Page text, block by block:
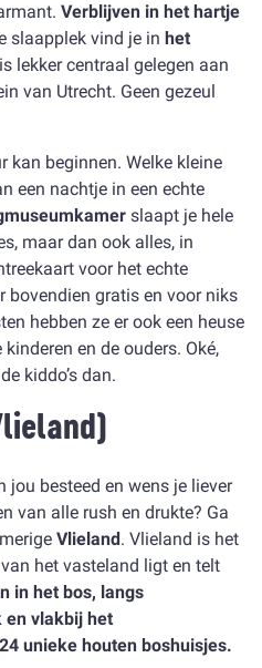
Verblijven in het hartje
slaapplek vind je in het
lekker centraal gelegen aan
van Utrecht. Geen gezeul
kan beginnen. Welke kleine
een nachtje in een echte
slaapt je hele
maar dan ook alles, in
voor het echte
bovendien gratis en voor niks
hebben ze er ook een heuse
kinderen en de ouders. Oké,
kiddo’s dan.
jou besteed en wens je liever
van alle rush en drukte? Ga
Vlieland. Vlieland is het
het vasteland ligt en telt
in het bos, langs
vlakbij het
unieke houten boshuisjes.